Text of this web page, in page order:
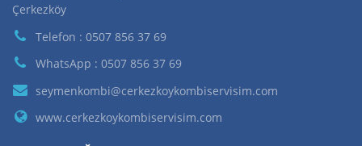
Çerkezköy
Telefon : 0507 856 37 69
WhatsApp : 0507 856 37 69
seymenkombi@cerkezkoykombiservisim.com
www.cerkezkoykombiservisim.com